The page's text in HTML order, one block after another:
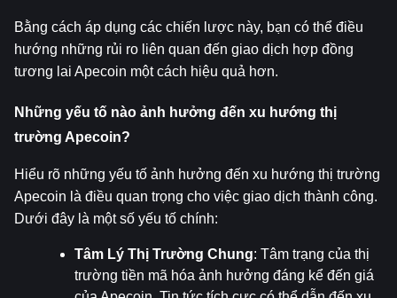
Bằng cách áp dụng các chiến lược này, bạn có thể điều
hướng những rủi ro liên quan đến giao dịch hợp đồng
tương lai Apecoin một cách hiệu quả hơn.
Những yếu tố nào ảnh hưởng đến xu hướng thị
trường Apecoin?
Hiểu rõ những yếu tố ảnh hưởng đến xu hướng thị trường
Apecoin là điều quan trọng cho việc giao dịch thành công.
Dưới đây là một số yếu tố chính:
Tâm Lý Thị Trường Chung: Tâm trạng của thị
trường tiền mã hóa ảnh hưởng đáng kể đến giá